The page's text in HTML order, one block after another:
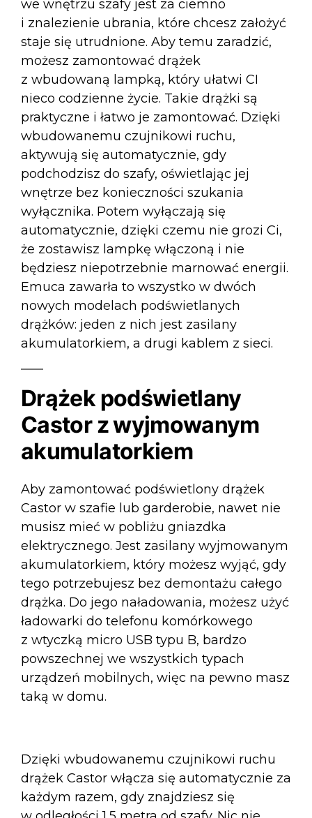
we wnętrzu szafy jest za ciemno
i znalezienie ubrania, które chcesz założyć
staje się utrudnione. Aby temu zaradzić,
możesz zamontować drążek
z wbudowaną lampką, który ułatwi CI
nieco codzienne życie. Takie drążki są
praktyczne i łatwo je zamontować. Dzięki
wbudowanemu czujnikowi ruchu,
aktywują się automatycznie, gdy
podchodzisz do szafy, oświetlając jej
wnętrze bez konieczności szukania
wyłącznika. Potem wyłączają się
automatycznie, dzięki czemu nie grozi Ci,
że zostawisz lampkę włączoną i nie
będziesz niepotrzebnie marnować energii.
Emuca zawarła to wszystko w dwóch
nowych modelach podświetlanych
drążków: jeden z nich jest zasilany
akumulatorkiem, a drugi kablem z sieci.
Drążek podświetlany
Castor z wyjmowanym
akumulatorkiem
Aby zamontować podświetlony drążek
Castor w szafie lub garderobie, nawet nie
musisz mieć w pobliżu gniazdka
elektrycznego. Jest zasilany wyjmowanym
akumulatorkiem, który możesz wyjąć, gdy
tego potrzebujesz bez demontażu całego
drążka. Do jego naładowania, możesz użyć
ładowarki do telefonu komórkowego
z wtyczką micro USB typu B, bardzo
powszechnej we wszystkich typach
urządzeń mobilnych, więc na pewno masz
taką w domu.
Dzięki wbudowanemu czujnikowi ruchu
drążek Castor włącza się automatycznie za
każdym razem, gdy znajdziesz się